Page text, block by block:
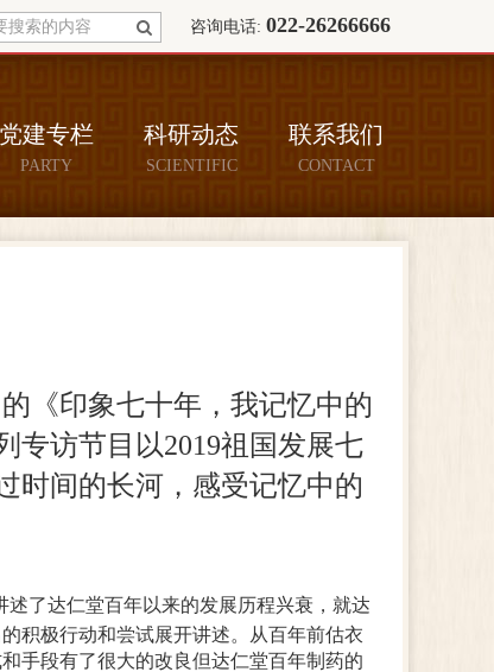
咨询电话: 022-26266666
党建专栏
PARTY
科研动态
SCIENTIFIC
联系我们
CONTACT
《印象七十年，我记忆中的
专访节目以2019祖国发展七
时间的长河，感受记忆中的
了达仁堂百年以来的发展历程兴衰，就达
积极行动和尝试展开讲述。从百年前估衣
手段有了很大的改良但达仁堂百年制药的